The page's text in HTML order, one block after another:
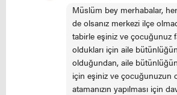
Müslüm bey merhabalar,
de olsanız merkezi ilçe
tabirle eşiniz ve çocuğunuz
oldukları için aile
olduğundan, aile
için eşiniz ve çocuğunuzun
atamanızın yapılması için